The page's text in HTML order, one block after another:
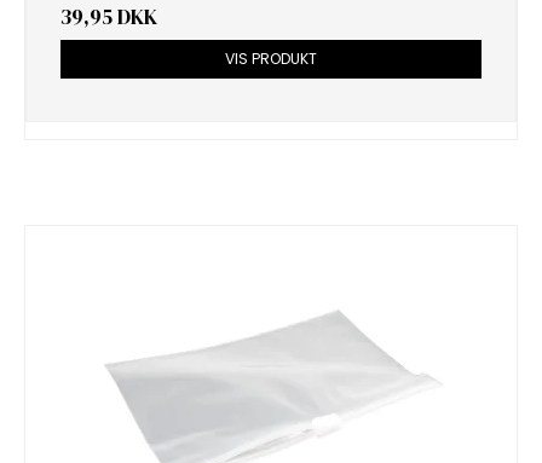
39,95 DKK
VIS PRODUKT